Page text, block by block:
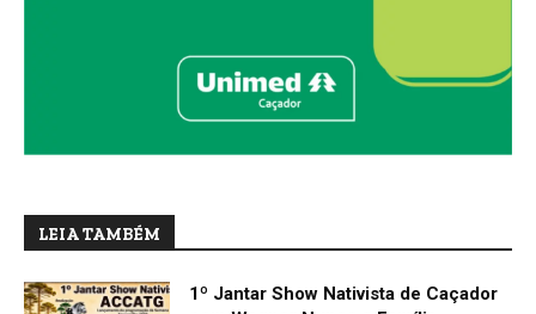
LEIA TAMBÉM
1º Jantar Show Nativista de Caçador